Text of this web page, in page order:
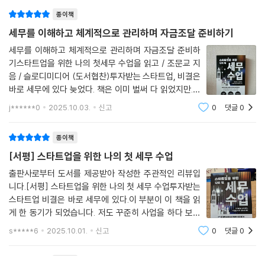
어떤 세무사를 찾아야 할까? 나의 사업을 잘 돌봐주고 절세도 잘해주는 세
무사를 찾고 싶은데, 마치 서울에서 김 서방 찾기다.현명하게 세무사를 선
택하려면 세무사를 적어도 5명 이상은 만나서 상담을 받아야 한다. 회사
주변에 있는 세무사 사무실을 찾아가도 되고, 인터넷을 검색하여 후기가
좋은 세무사를 만나보거나, 주변 스타트업 대표에게 추천받아도 좋다. 이
렇게 여러 군데서 상담을 받아보면 나에게 맞는 세무사를 찾을 확률이 높
아진다. 잘 맞는 세무사를 찾으면 사업을 성공적으로 이끄는 데 큰 힘이 될
그 후 3가지 기준에 의해 세무사를 선택해야 한다.
세무와 다른 전문가의 업무 영역과 혼동해서는 안 된다. 스타트업을 운영
하면 다양한 분야의 법률 서비스가 필요할 텐데, 해당 분야의 전문가에게
의뢰하는 것이 바람직하다. 법인 등기, 정관, 각종 계약 문제, 주주총회 등
의 업무는 변호사 혹은 법무사의 영역이고, 특허권, 상표권, 디자인권은 변
리사의 영역이다. 노무사는 노동법 전문가로 노무 문제 전반을 담당한다.
종이책
세무를 이해하고 체계적으로 관리하며 자금조달 준비하기
세무를 이해하고 체계적으로 관리하며 자금조달 준비하
기스타트업을 위한 나의 첫세무 수업을 읽고 / 조문교 지
음 / 슬로디미디어 (도서협찬)투자받는 스타트업, 비결은
바로 세무에 있다 늦었다. 책은 이미 벌써 다 읽었지만.잘
하고 싶은 마음과 어떻게 쉽게 써볼까를 고민하다 다른 책
들을 읽었고 그 사이 잠시 까먹었다. 그만큼 마음의 부담
j******0 2025.10.03. 신고 0 댓글0
종이책
[서평] 스타트업을 위한 나의 첫 세무 수업
출판사로부터 도서를 제공받아 작성한 주관적인 리뷰입
니다.[서평] 스타트업을 위한 나의 첫 세무 수업투자받는
스타트업 비결은 바로 세무에 있다.이 부분이 이 책을 읽
게 한 동기가 되었습니다. 저도 꾸준히 사업을 하다 보니
작은 스타트업을 운영할 때도 있었고 프리랜서로 일을 할
s*****6 2025.10.01. 신고 0 댓글0